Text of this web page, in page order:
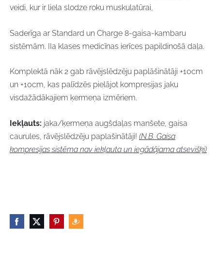
veidi, kur ir liela slodze roku muskulatūrai,
Saderīga ar Standard un Charge 8-gaisa-kambaru
sistēmām. IIa klases medicīnas ierīces papildinošā daļa.
Komplektā nāk 2 gab rāvējslēdzēju paplāšinātāji +10cm
un +10cm, kas palīdzēs pielājot kompresijas jaku
visdažādākajiem ķermeņa izmēriem.
Iekļauts: jaka/ķermeņa augšdaļas manšete, gaisa
caurules, rāvējslēdzēju paplašinātāji! (N.B. Gaisa
kompresijas sistēma nav iekļauta un iegādājama atsevišķi)